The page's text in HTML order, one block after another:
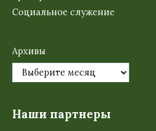
Социальное служение
Архивы
Наши партнеры